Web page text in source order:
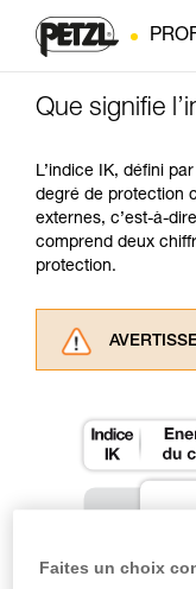
Que signifie
L’indice IK, défini
degré de protection
externes, c’est-à-
comprend deux
protection.
consulter.
pouvoir
avec un
Faites un choix